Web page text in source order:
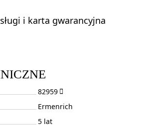
i karta gwarancyjna
82959
Ermenrich
5 lat